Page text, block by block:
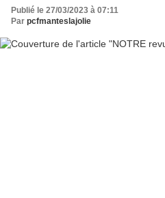
Publié le 27/03/2023 à 07:11
Par pcfmanteslajolie